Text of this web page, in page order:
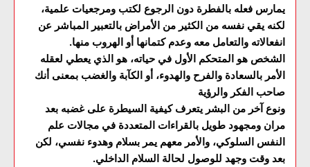
يمارس فعله بالفطرة دون الرجوع لكتب ومرجعيات علمية،
لكنه يقي نفسه من الكثير من الأمراض بالتعبير المباشر عن
انفعالاته والتعامل معه وعدم كتمانها أو الهروب منها.
الشخص هو المتحكم الأول في حياته، هو الذي يعطي لعقله
الأمر بالسعادة والفرح والهدوء، أو الكآبة والغضب بمعنى أنك
صاحب الفكر والرؤية
ونوع آخر من البشر يتعرف كيفية السيطرة على غضبه بعد
مران ومجهود طويل بالقراءات المتعددة في مجالات علم
النفس السلوكي، والأمر معهم يمر بسلام وهدوء نفسي، لكن
بعد وقت وجهد للوصول لحالة السلام الداخلي.